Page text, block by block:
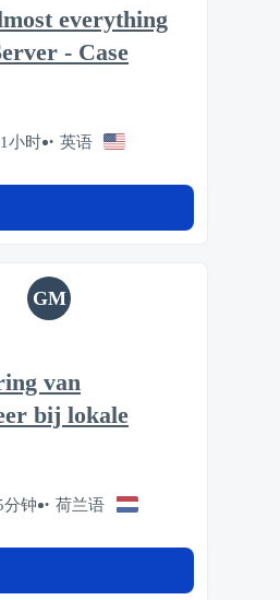
everything
- Case
小时 英语
GM
van
bij lokale
分钟 荷兰语